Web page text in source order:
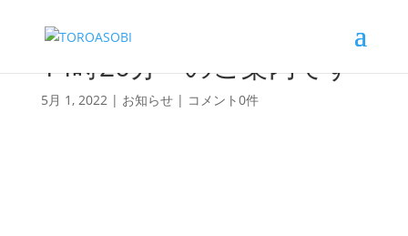
14時20分～のご案内です
5月 1, 2022| お知らせ| コメント0件